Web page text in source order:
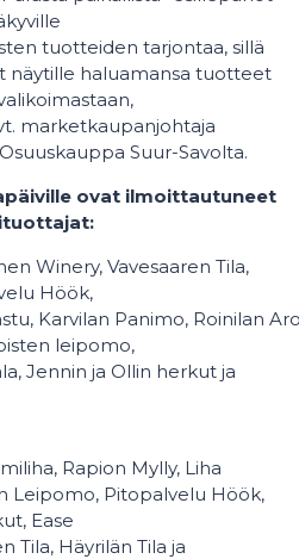
tuotteiden tarjontaa, sillä
näytille haluamansa tuotteet
marketkaupanjohtaja
Osuuskauppa Suur-Savolta.
ovat ilmoittautuneet
Winery, Vavesaaren Tila,
Höök,
Karvilan Panimo, Roinilan
leipomo,
Jennin ja Ollin herkut ja
Rapion Mylly, Liha
Leipomo, Pitopalvelu Höök,
Ease
Tila, Häyrilän Tila ja